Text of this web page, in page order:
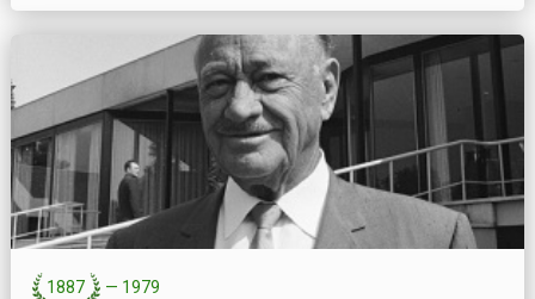
1887 — 1979